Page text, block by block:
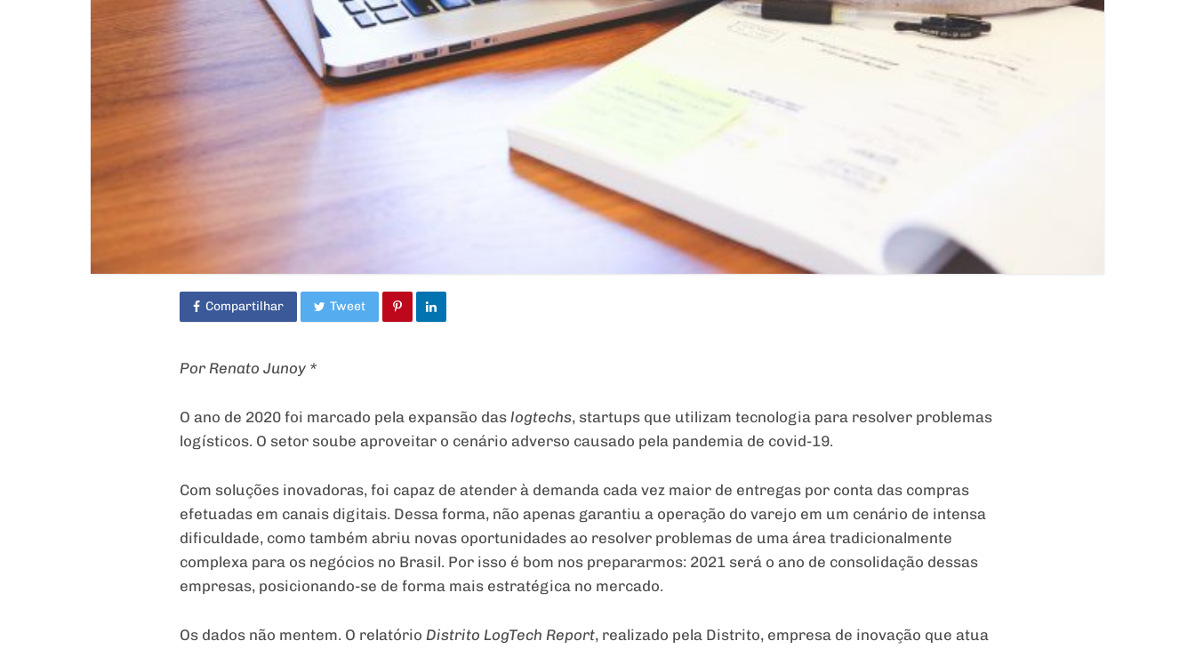
Compartilhar Tweet
Por Renato Junoy *
O ano de 2020 foi marcado pela expansão das logtechs, startups que utilizam tecnologia para resolver problemas
logísticos. O setor soube aproveitar o cenário adverso causado pela pandemia de covid-19.
Com soluções inovadoras, foi capaz de atender à demanda cada vez maior de entregas por conta das compras
efetuadas em canais digitais. Dessa forma, não apenas garantiu a operação do varejo em um cenário de intensa
dificuldade, como também abriu novas oportunidades ao resolver problemas de uma área tradicionalmente
complexa para os negócios no Brasil. Por isso é bom nos prepararmos: 2021 será o ano de consolidação dessas
empresas, posicionando-se de forma mais estratégica no mercado.
Os dados não mentem. O relatório Distrito LogTech Report, realizado pela Distrito, empresa de inovação que atua